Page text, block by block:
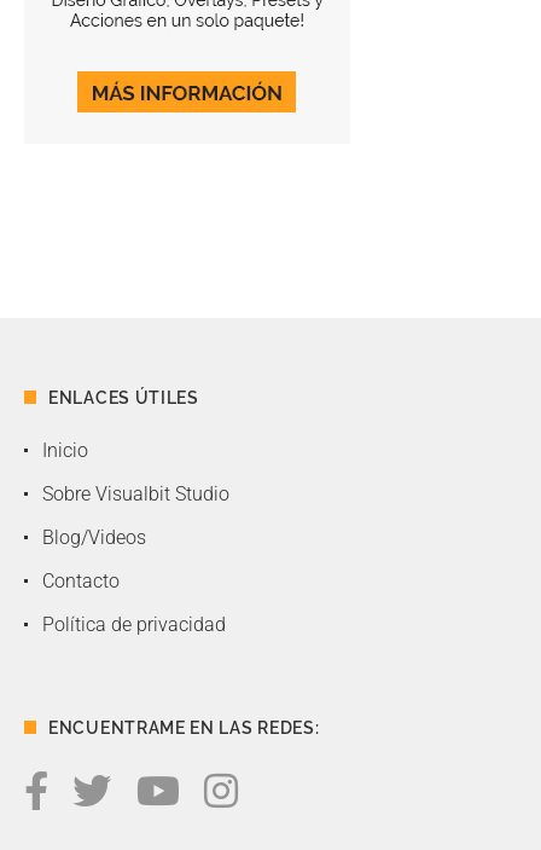
ENLACES ÚTILES
Inicio
Sobre Visualbit Studio
Blog/Videos
Contacto
Política de privacidad
ENCUENTRAME EN LAS REDES: